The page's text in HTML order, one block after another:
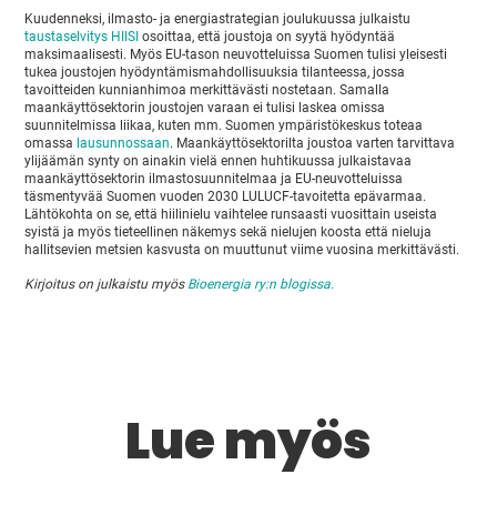
Kuudenneksi, ilmasto- ja energiastrategian joulukuussa julkaistu
taustaselvitys HIISI osoittaa, että joustoja on syytä hyödyntää
maksimaalisesti. Myös EU-tason neuvotteluissa Suomen tulisi yleisesti
tukea joustojen hyödyntämismahdollisuuksia tilanteessa, jossa
tavoitteiden kunnianhimoa merkittävästi nostetaan. Samalla
maankäyttösektorin joustojen varaan ei tulisi laskea omissa
suunnitelmissa liikaa, kuten mm. Suomen ympäristökeskus toteaa
omassa lausunnossaan. Maankäyttösektorilta joustoa varten tarvittava
ylijäämän synty on ainakin vielä ennen huhtikuussa julkaistavaa
maankäyttösektorin ilmastosuunnitelmaa ja EU-neuvotteluissa
täsmentyvää Suomen vuoden 2030 LULUCF-tavoitetta epävarmaa.
Lähtökohta on se, että hiilinielu vaihtelee runsaasti vuosittain useista
syistä ja myös tieteellinen näkemys sekä nielujen koosta että nieluja
hallitsevien metsien kasvusta on muuttunut viime vuosina merkittävästi.
Kirjoitus on julkaistu myös Bioenergia ry:n blogissa.
Lue myös